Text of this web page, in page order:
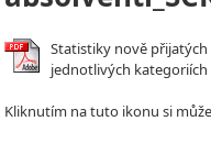
Statistiky nově přijatých
jednotlivých kategoriích
Kliknutím na tuto ikonu si